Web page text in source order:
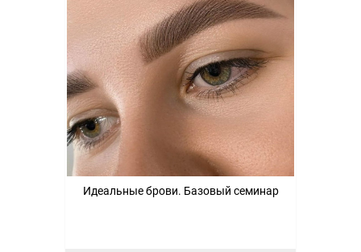
Идеальные брови. Базовый семинар